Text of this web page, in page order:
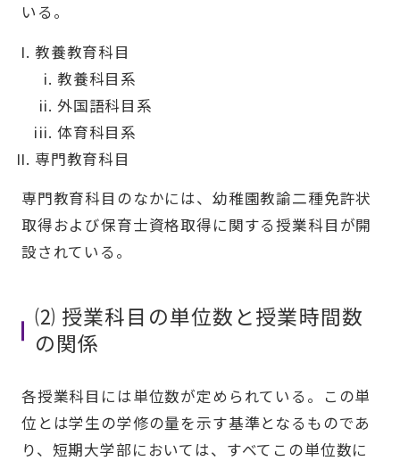
いる。
教養教育科目
教養科目系
外国語科目系
体育科目系
専門教育科目
専門教育科目のなかには、幼稚園教諭二種免許状
取得および保育士資格取得に関する授業科目が開
設されている。
⑵ 授業科目の単位数と授業時間数
の関係
各授業科目には単位数が定められている。この単
位とは学生の学修の量を示す基準となるものであ
り、短期大学部においては、すべてこの単位数に